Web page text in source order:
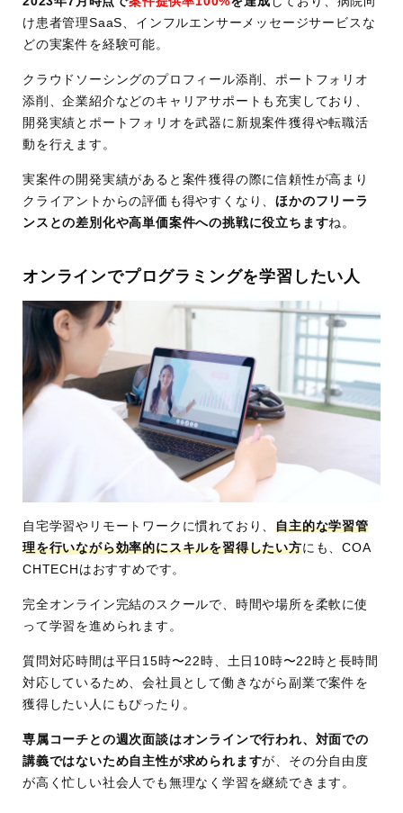
け患者管理SaaS、インフルエンサーメッセージサービスな
どの実案件を経験可能。
クラウドソーシングのプロフィール添削、ポートフォリオ
添削、企業紹介などのキャリアサポートも充実しており、
開発実績とポートフォリオを武器に新規案件獲得や転職活
動を行えます。
実案件の開発実績があると案件獲得の際に信頼性が高まり
クライアントからの評価も得やすくなり、ほかのフリーラ
ンスとの差別化や高単価案件への挑戦に役立ちますね。
オンラインでプログラミングを学習したい人
自宅学習やリモートワークに慣れており、自主的な学習管
理を行いながら効率的にスキルを習得したい方にも、COA
CHTECHはおすすめです。
完全オンライン完結のスクールで、時間や場所を柔軟に使
って学習を進められます。
質問対応時間は平日15時〜22時、土日10時〜22時と長時間
対応しているため、会社員として働きながら副業で案件を
獲得したい人にもぴったり。
専属コーチとの週次面談はオンラインで行われ、対面での
講義ではないため自主性が求められますが、その分自由度
が高く忙しい社会人でも無理なく学習を継続できます。